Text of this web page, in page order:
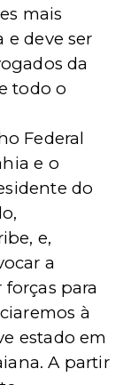
mais
e deve ser
da
todo o
Federal
e o
do
e,
a
para
à
estado em
A partir